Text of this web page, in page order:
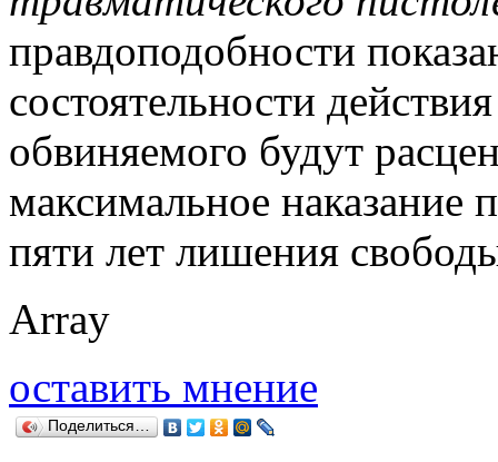
правдоподобности
состоятельности
обвиняемого будут
максимальное наказание
пяти лет лишения
Array
оставить мнение
Поделиться…